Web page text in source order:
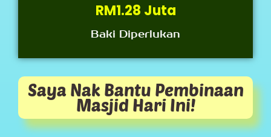
RM1.28 Juta
Baki Diperlukan
Saya Nak Bantu Pembinaan
Masjid Hari Ini!